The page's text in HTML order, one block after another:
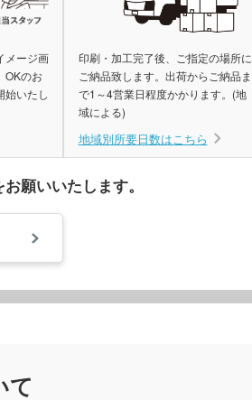
メージ画
OKのお
始いたし
印刷・加工完了後、ご指定の場所に
ご納品致します。出荷からご納品ま
で1～4営業日程度かかります。(地
域による)
地域別所要日数はこちら
願いいたします。
て